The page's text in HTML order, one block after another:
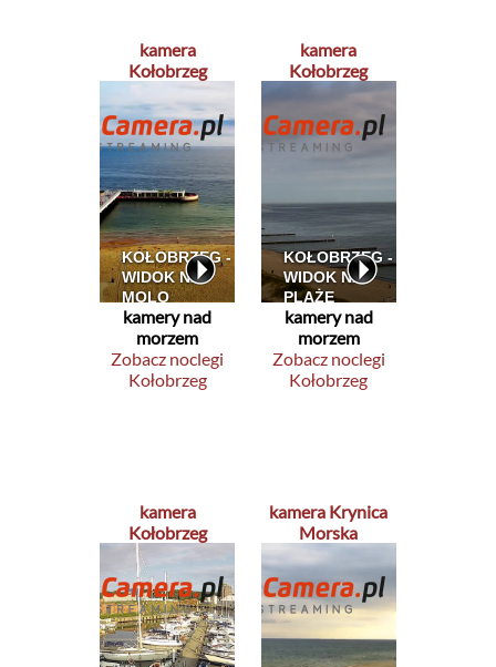
kamera
Kołobrzeg
kamery nad
morzem
Zobacz noclegi
Kołobrzeg
kamera
Kołobrzeg
kamery nad
morzem
Zobacz noclegi
Kołobrzeg
kamera
Kołobrzeg
kamera Krynica
Morska